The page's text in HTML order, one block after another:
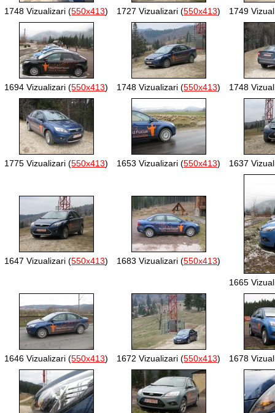
1748 Vizualizari (550x413) 1727 Vizualizari (550x413) 1749
1694 Vizualizari (550x413) 1748 Vizualizari (550x413) 1748
1775 Vizualizari (550x413) 1653 Vizualizari (550x413) 1637
1647 Vizualizari (550x413) 1683 Vizualizari (550x413)
1665
1646 Vizualizari (550x413) 1672 Vizualizari (550x413) 1678